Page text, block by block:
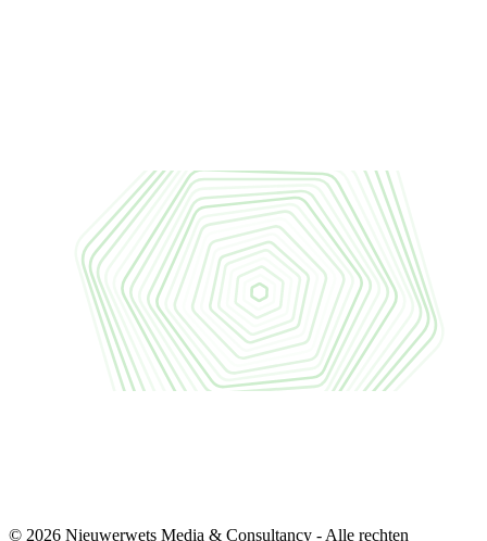
© 2026 Nieuwerwets Media & Consultancy - Alle rechten